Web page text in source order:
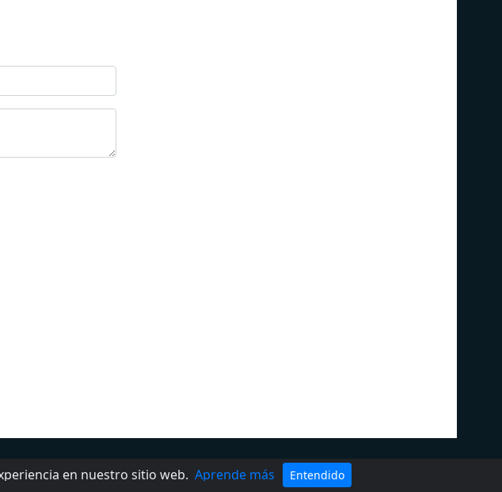
Sobre nosotros DMCA Términos del servicio
en nuestro sitio web. Aprende más Entendido